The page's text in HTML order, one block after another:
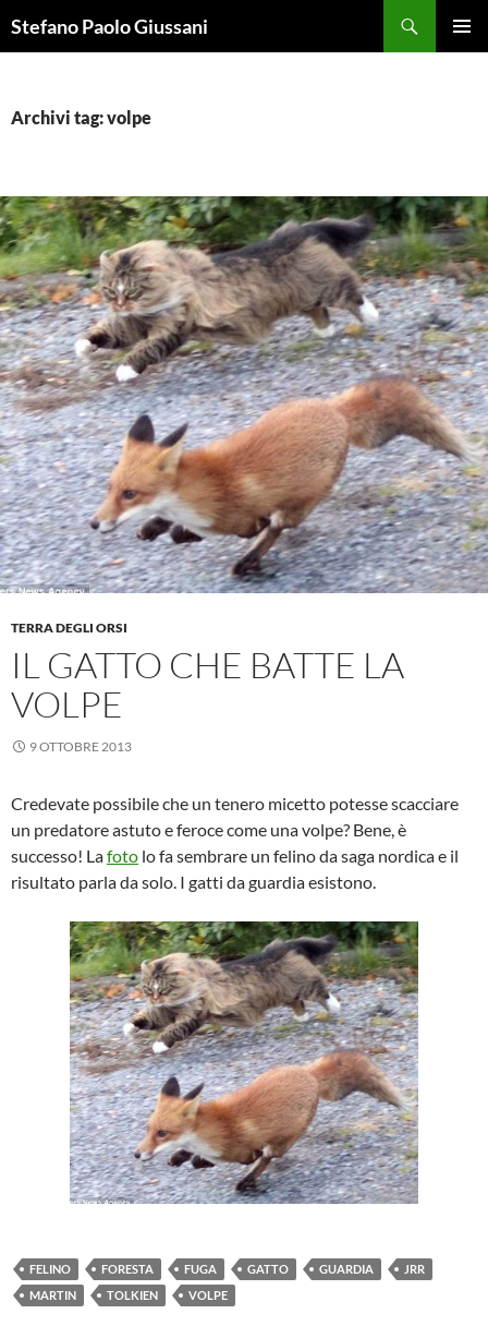
alStefano Paolo Giussani
Archivi tag: volpe
TERRA DEGLI ORSI
IL GATTO CHE BATTE LA
VOLPE
9 OTTOBRE 2013
Credevate possibile che un tenero micetto potesse scacciare
un predatore astuto e feroce come una volpe? Bene, è
successo! Lafoto lo fa sembrare un felino da saga nordica e il
risultato parla da solo. I gatti da guardia esistono.
FELINO FORESTA FUGA GATTO GUARDIA
JRR
MARTIN
TOLKIEN VOLPE